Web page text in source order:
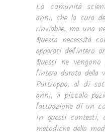
La comunità
anni, che la cura
rinviabile, ma una
Questa necessità
apparati dell'intero
Questi ne
l'intera durata della
Purtroppo, al di
anni, il piccolo
l'attuazione di un
In questi contesti,
metodiche della